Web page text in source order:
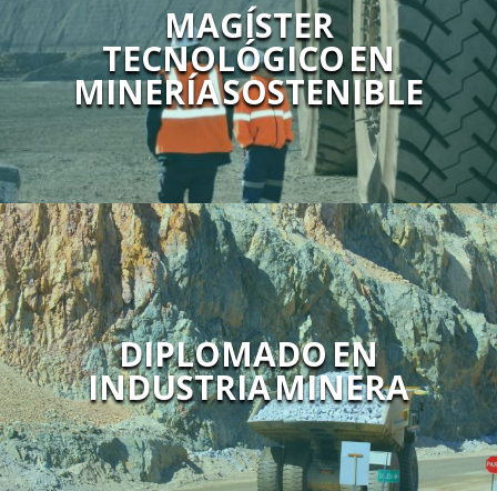
MAGÍSTER
TECNOLÓGICO EN
MINERÍA SOSTENIBLE
DIPLOMADO EN
INDUSTRIA MINERA